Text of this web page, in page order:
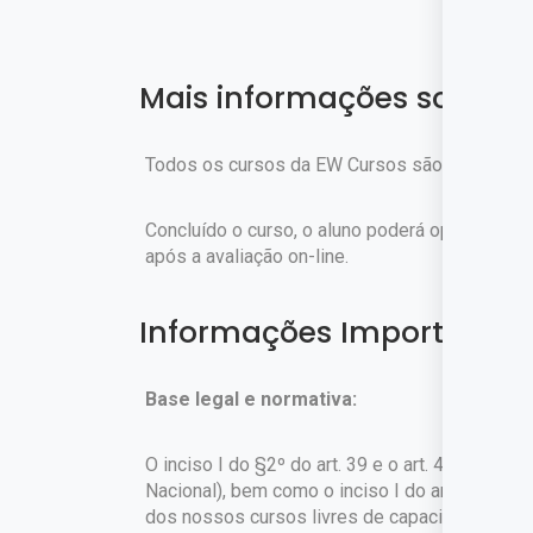
Mais informações sobre o
Todos os cursos da EW Cursos são gratuitos.
Concluído o curso, o aluno poderá optar pela
após a avaliação on-line.
Informações Importantes:
Base legal e normativa:
O inciso I do §2º do art. 39 e o art. 42 da Lei
Nacional), bem como o inciso I do art. 1º do
dos nossos cursos livres de capacitação